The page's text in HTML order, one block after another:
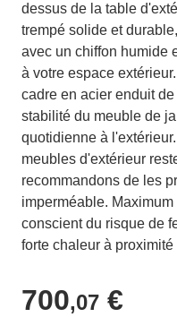
dessus de la table
trempé solide et
avec un chiffon humide
à votre espace
cadre en acier enduit
stabilité du meuble de
quotidienne à
meubles d'extérieur
recommandons de les
imperméable.
conscient du risque de
forte chaleur à
700,07 €